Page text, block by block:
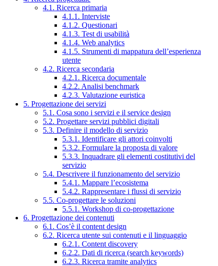
4.1. Ricerca primaria
4.1.1. Interviste
4.1.2. Questionari
4.1.3. Test di usabilità
4.1.4. Web analytics
4.1.5. Strumenti di mappatura dell’esperienza
utente
4.2. Ricerca secondaria
4.2.1. Ricerca documentale
4.2.2. Analisi benchmark
4.2.3. Valutazione euristica
5. Progettazione dei servizi
5.1. Cosa sono i servizi e il service design
5.2. Progettare servizi pubblici digitali
5.3. Definire il modello di servizio
5.3.1. Identificare gli attori coinvolti
5.3.2. Formulare la proposta di valore
5.3.3. Inquadrare gli elementi costitutivi del
servizio
5.4. Descrivere il funzionamento del servizio
5.4.1. Mappare l’ecosistema
5.4.2. Rappresentare i flussi di servizio
5.5. Co-progettare le soluzioni
5.5.1. Workshop di co-progettazione
6. Progettazione dei contenuti
6.1. Cos’è il content design
6.2. Ricerca utente sui contenuti e il linguaggio
6.2.1. Content discovery
6.2.2. Dati di ricerca (search keywords)
6.2.3. Ricerca tramite analytics